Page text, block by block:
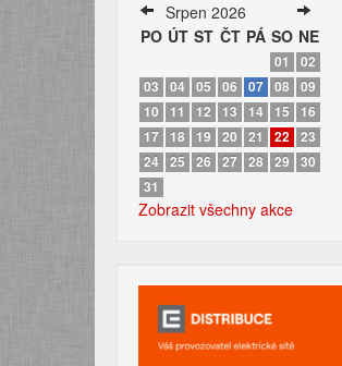
Srpen 2026
PO ÚT ST ČT PÁ SO NE
01
02
03
04 05 06 07 08
09
10
11 12 13 14 15
16
17 18 19 20 21 22
23
24
25 26 27 28 29
30
31
Zobrazit všechny akce